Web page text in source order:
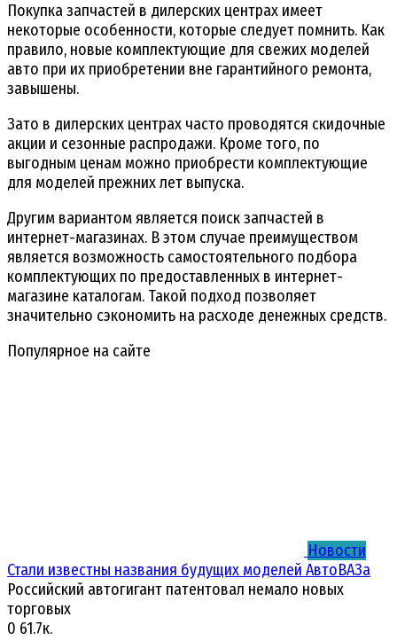
Покупка запчастей в дилерских центрах имеет
некоторые особенности, которые следует помнить. Как
правило, новые комплектующие для свежих моделей
авто при их приобретении вне гарантийного ремонта,
завышены.
Зато в дилерских центрах часто проводятся скидочные
акции и сезонные распродажи. Кроме того, по
выгодным ценам можно приобрести комплектующие
для моделей прежних лет выпуска.
Другим вариантом является поиск запчастей в
интернет-магазинах. В этом случае преимуществом
является возможность самостоятельного подбора
комплектующих по предоставленных в интернет-
магазине каталогам. Такой подход позволяет
значительно сэкономить на расходе денежных средств.
Популярное на сайте
Новости
Стали известны названия будущих моделей АвтоВАЗа
Российский автогигант патентовал немало новых
торговых
0 61.7к.